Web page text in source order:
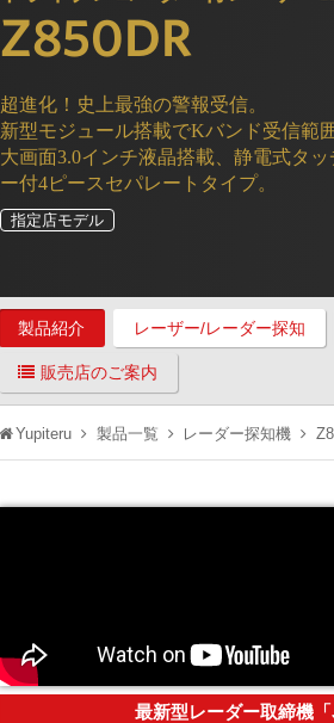
Z850DR
超進化！史上最強の警報受信。
新型モジュール搭載でKバンド受信範囲
大画面3.0インチ液晶搭載、静電式タ
ー付4ピースセパレートタイプ。
指定店モデル
製品紹介 レーザー/レーダー探知
販売店のご案内
Yupiteru 製品一覧 レーダー探知機
最新型レーダー取締機